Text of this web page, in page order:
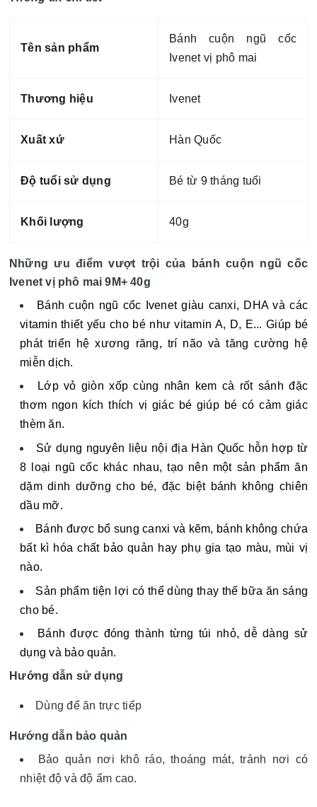
Tên sản phẩm
Bánh cuộn ngũ cốc
Ivenet vị phô mai
Thương hiệu Ivenet
Xuất xứ Hàn Quốc
Độ tuổi sử dụng Bé từ 9 tháng tuổi
Khối lượng 40g
Những ưu điểm vượt trội của bánh cuộn ngũ cốc
Ivenet vị phô mai 9M+ 40g
Bánh cuộn ngũ cốc Ivenet giàu canxi, DHA và các
vitamin thiết yếu cho bé như vitamin A, D, E... Giúp bé
phát triển hệ xương răng, trí não và tăng cường hệ
miễn dịch.
Lớp vỏ giòn xốp cùng nhân kem cà rốt sánh đặc
thơm ngon kích thích vị giác bé giúp bé có cảm giác
thèm ăn.
Sử dụng nguyên liệu nội địa Hàn Quốc hỗn hợp từ
8 loại ngũ cốc khác nhau, tạo nên một sản phẩm ăn
dặm dinh dưỡng cho bé, đặc biệt bánh không chiên
dầu mỡ.
Bánh được bổ sung canxi và kẽm, bánh không chứa
bất kì hóa chất bảo quản hay phụ gia tạo màu, mùi vị
nào.
Sản phẩm tiện lợi có thể dùng thay thế bữa ăn sáng
cho bé.
Bánh được đóng thành từng túi nhỏ, dễ dàng sử
dụng và bảo quản.
Hướng dẫn sử dụng
Dùng để ăn trực tiếp
Hướng dẫn bảo quản
Bảo quản nơi khô ráo, thoáng mát, tránh nơi có
nhiệt độ và độ ẩm cao.